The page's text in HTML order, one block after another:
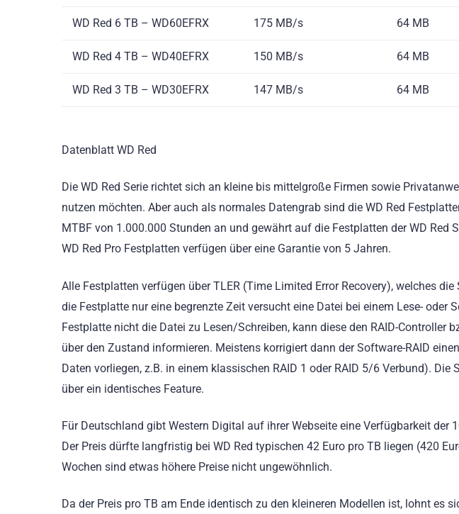
WD Red 6 TB – WD60EFRX 175 MB/s 64 MB
WD Red 4 TB – WD40EFRX 150 MB/s 64 MB
WD Red 3 TB – WD30EFRX 147 MB/s 64 MB
Datenblatt WD Red
Die WD Red Serie richtet sich an kleine bis mittelgroße Firmen sowie
nutzen möchten. Aber auch als normales Datengrab sind die WD Red
MTBF von 1.000.000 Stunden an und gewährt auf die Festplatten der WD Red
WD Red Pro Festplatten verfügen über eine Garantie von 5 Jahren.
Alle Festplatten verfügen über TLER (Time Limited Error Recovery), welches
die Festplatte nur eine begrenzte Zeit versucht eine Datei bei einem Lese- oder
Festplatte nicht die Datei zu Lesen/Schreiben, kann diese den RAID-Controller
über den Zustand informieren. Meistens korrigiert dann der Software-RAID
Daten vorliegen, z.B. in einem klassischen RAID 1 oder RAID 5/6 Verbund). Die
über ein identisches Feature.
Für Deutschland gibt Western Digital auf ihrer Webseite eine Verfügbarkeit der
Der Preis dürfte langfristig bei WD Red typischen 42 Euro pro TB liegen (420
Wochen sind etwas höhere Preise nicht ungewöhnlich.
Da der Preis pro TB am Ende identisch zu den kleineren Modellen ist, lohnt es